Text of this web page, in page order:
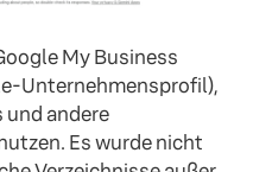
My Business
Unternehmensprofil),
andere
Es wurde nicht